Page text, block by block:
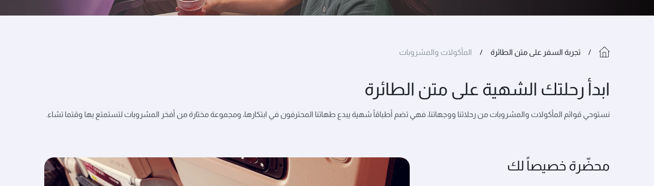
تجربة السفر على متن الطائرة المأكولات والمشروبات
ابدأ رحلتك الشهية على متن الطائرة
نستوحي قوائم المأكولات والمشروبات من رحلاتنا ووجهاتنا، فهي تضم أطباقاً شهية يبدع طهاتنا المحترفون في ابتكارها، ومجموعة مختارة من أفخر المشروبات لتستمتع بها وقتما تشاء.
محضّرة خصيصاً لك